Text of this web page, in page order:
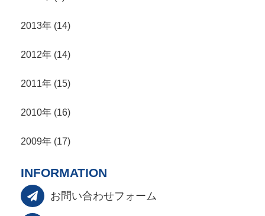
2013年 (14)
2012年 (14)
2011年 (15)
2010年 (16)
2009年 (17)
INFORMATION
お問い合わせフォーム